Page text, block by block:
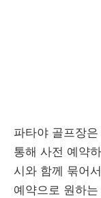
파타야 골프장
통해 사전 예약
시와 함께 묶어
예약으로 원하